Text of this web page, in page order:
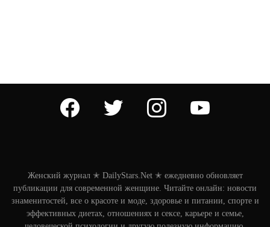
facebook twitter instagram
Женский журнал ✭ DailyStars.Net ✭ ежедневно обновляет
публикации для современной женщине. Читайте онлайн: новости
знаменитостей, все о красоте и моде, здоровье и питании, спорте и
эффективных диетах, отношениях и сексе, карьере и семье,